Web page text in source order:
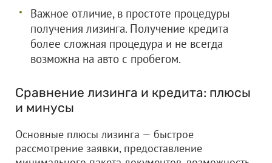
Важное отличие, в простоте процедуры
получения лизинга. Получение кредита
более сложная процедура и не всегда
возможна на авто с пробегом.
Сравнение лизинга и кредита: плюсы
и минусы
Основные плюсы лизинга — быстрое
рассмотрение заявки, предоставление